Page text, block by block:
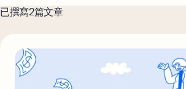
稅務與合規
HK
前往Osome
已撰寫2篇文章